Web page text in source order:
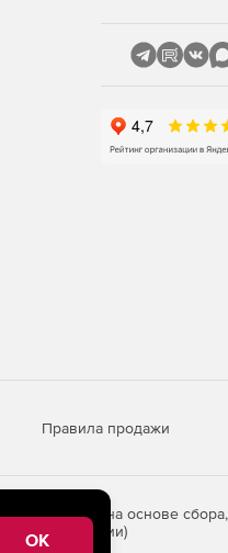
Правила продажи
информации на основе сбора,
Федерации)
OK